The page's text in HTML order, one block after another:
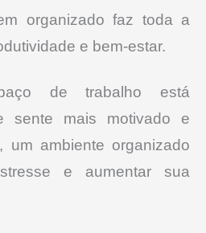
organizado faz toda a
e bem-estar.
de trabalho está
sente mais motivado e
um ambiente organizado
e aumentar sua